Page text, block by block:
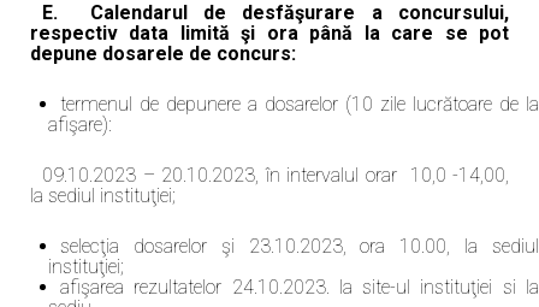
E.
Calendarul de desfăşurare a concursului,
respectiv data limită şi ora până la care se pot
depune dosarele de concurs:
termenul de depunere a dosarelor (10 zile lucrătoare de la
afişare):
09.10.2023 – 20.10.2023, în intervalul orar 10,0 -14,00,
la sediul instituţiei;
selecţia dosarelor şi 23.10.2023, ora 10.00, la sediul
instituţiei;
afişarea rezultatelor 24.10.2023. la site-ul instituţiei si la